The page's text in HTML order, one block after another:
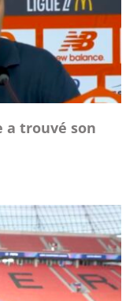
a trouvé son